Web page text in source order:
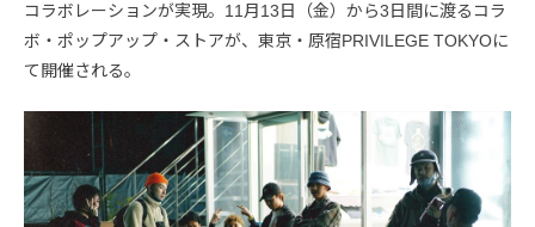
コラボレーションが実現。11月13日（金）から3日間に渡るコラ
ボ・ポップアップ・ストアが、東京・原宿PRIVILEGE TOKYOに
て開催される。